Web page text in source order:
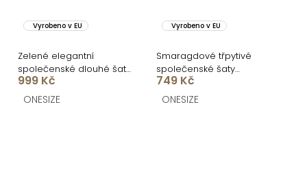
Vyrobeno v EU
Zelené elegantní
společenské dlouhé šaty
JAPRIXA s rozparkem
999 Kč
ONESIZE
Vyrobeno v EU
Smaragdové třpytivé
společenské šaty
HALUVIA na ramínka
749 Kč
ONESIZE